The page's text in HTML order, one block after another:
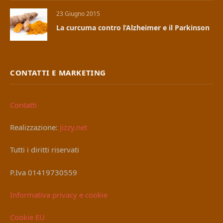
23 Giugno 2015
La curcuma contro l’Alzheimer e il Parkinson
CONTATTI E MARKETING
Contatti
Realizzazione: Jizzy.net
Tutti i diritti riservati
P.Iva 01419730559
Informativa privacy e cookie
Cookie EU